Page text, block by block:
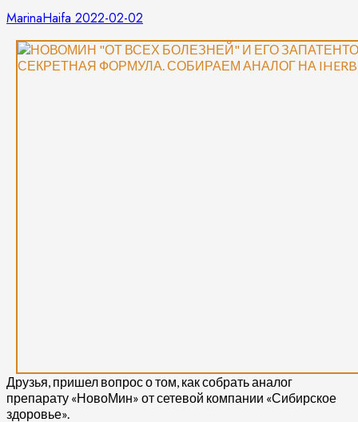
MarinaHaifa 2022-02-02
Друзья, пришел вопрос о том, как собрать аналог
препарату «НовоМин» от сетевой компании «Сибирское
здоровье».